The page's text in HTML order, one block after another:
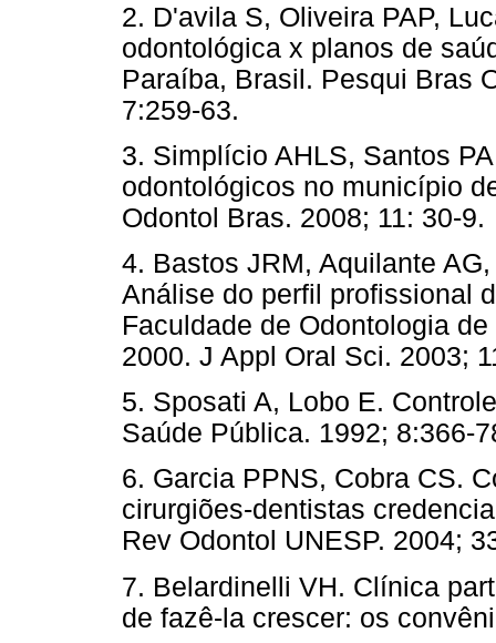
2. D'avila S, Oliveira PAP,
odontológica x planos de
Paraíba, Brasil. Pesqui Bras
7:259-63.
3. Simplício AHLS, Santos
odontológicos no município
Odontol Bras. 2008; 11: 30-9.
4. Bastos JRM, Aquilante
Análise do perfil profissional
Faculdade de Odontologia
2000. J Appl Oral Sci. 2003;
5. Sposati A, Lobo E.
Saúde Pública. 1992; 8:366-
6. Garcia PPNS, Cobra CS.
cirurgiões-dentistas
Rev Odontol UNESP. 2004;
7. Belardinelli VH. Clínica
de fazê-la crescer: os